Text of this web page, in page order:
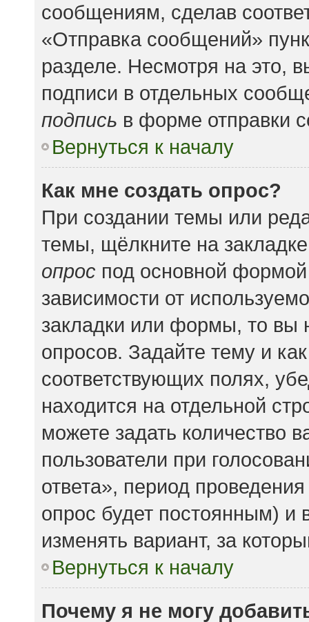
сообщениям, сделав
«Отправка сообщений»
разделе. Несмотря на это,
подписи в отдельных
подпись в форме отправки
Вернуться к началу
Как мне создать опрос?
При создании темы или
темы, щёлкните на
опрос под основной
зависимости от
закладки или формы, то вы
опросов. Задайте тему и
соответствующих полях,
находится на отдельной
можете задать количество
пользователи при
ответа», период
опрос будет постоянным) и
изменять вариант, за
Вернуться к началу
Почему я не могу